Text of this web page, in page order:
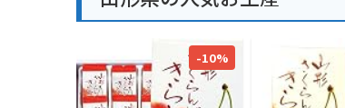
-10%